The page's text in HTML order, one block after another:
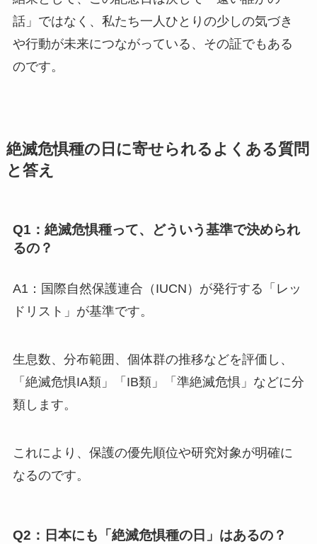
話」ではなく、私たち一人ひとりの少しの気づき
や行動が未来につながっている、その証でもある
のです。
絶滅危惧種の日に寄せられるよくある質問
と答え
Q1：絶滅危惧種って、どういう基準で決められ
るの？
A1：国際自然保護連合（IUCN）が発行する「レッ
ドリスト」が基準です。
生息数、分布範囲、個体群の推移などを評価し、
「絶滅危惧IA類」「IB類」「準絶滅危惧」などに分
類します。
これにより、保護の優先順位や研究対象が明確に
なるのです。
Q2：日本にも「絶滅危惧種の日」はあるの？